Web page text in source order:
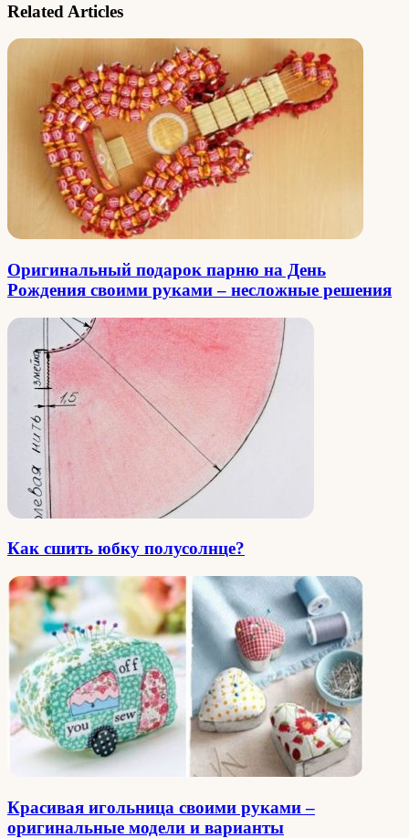
Related Articles
Оригинальный подарок парню на День
Рождения своими руками – несложные решения
Как сшить юбку полусолнце?
Красивая игольница своими руками –
оригинальные модели и варианты